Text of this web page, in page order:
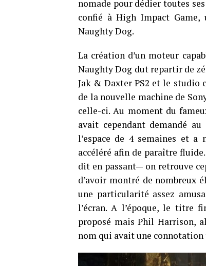
nomade pour dédier toutes
confié à High Impact Game,
Naughty Dog.
La création d’un moteur
Naughty Dog dut repartir de
Jak & Daxter PS2 et le studio
de la nouvelle machine de
celle-ci. Au moment du
avait cependant demandé
l’espace de 4 semaines et
accéléré afin de paraître
dit en passant— on retrouve
d’avoir montré de nombreux
une particularité assez
l’écran. A l’époque, le titre
proposé mais Phil Harrison,
nom qui avait une